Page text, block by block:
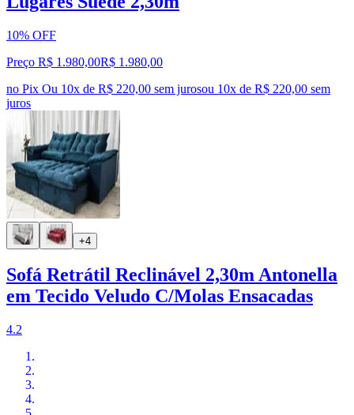
10% OFF
Preço R$ 1.980,00R$ 1.980,00
no Pix Ou 10x de R$ 220,00 sem jurosou 10x de R$ 220,00 sem
juros
+4
Sofá Retrátil Reclinável 2,30m Antonella
em Tecido Veludo C/Molas Ensacadas
4.2